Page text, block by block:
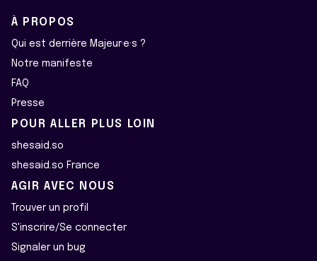
À PROPOS
Qui est derrière Majeur·e·s ?
Notre manifeste
FAQ
Presse
POUR ALLER PLUS LOIN
shesaid.so
shesaid.so France
AGIR AVEC NOUS
Trouver un profil
S'inscrire/Se connecter
Signaler un bug